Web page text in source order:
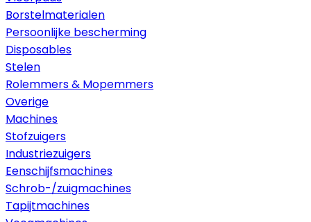
Borstelmaterialen
Persoonlijke bescherming
Disposables
Stelen
Rolemmers & Mopemmers
Overige
Machines
Stofzuigers
Industriezuigers
Eenschijfsmachines
Schrob-/zuigmachines
Tapijtmachines